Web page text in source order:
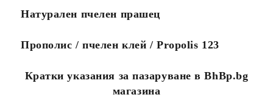
10 работни дни.
Натурален пчелен прашец
Прополис / пчелен клей / Propolis 123
Кратки указания за пазаруване в BhBp.bg
магазина